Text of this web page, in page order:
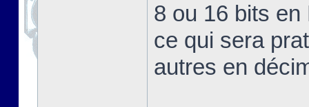
8 ou 16 bits en
ce qui sera
autres en